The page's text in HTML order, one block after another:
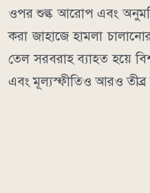
ওপর শুল্ক আরোপ এবং অনুমতি
করা জাহাজে হামলা
তেল সরবরাহ ব্যাহত হয়ে
এবং মূল্যস্ফীতিও আরও তীব্র